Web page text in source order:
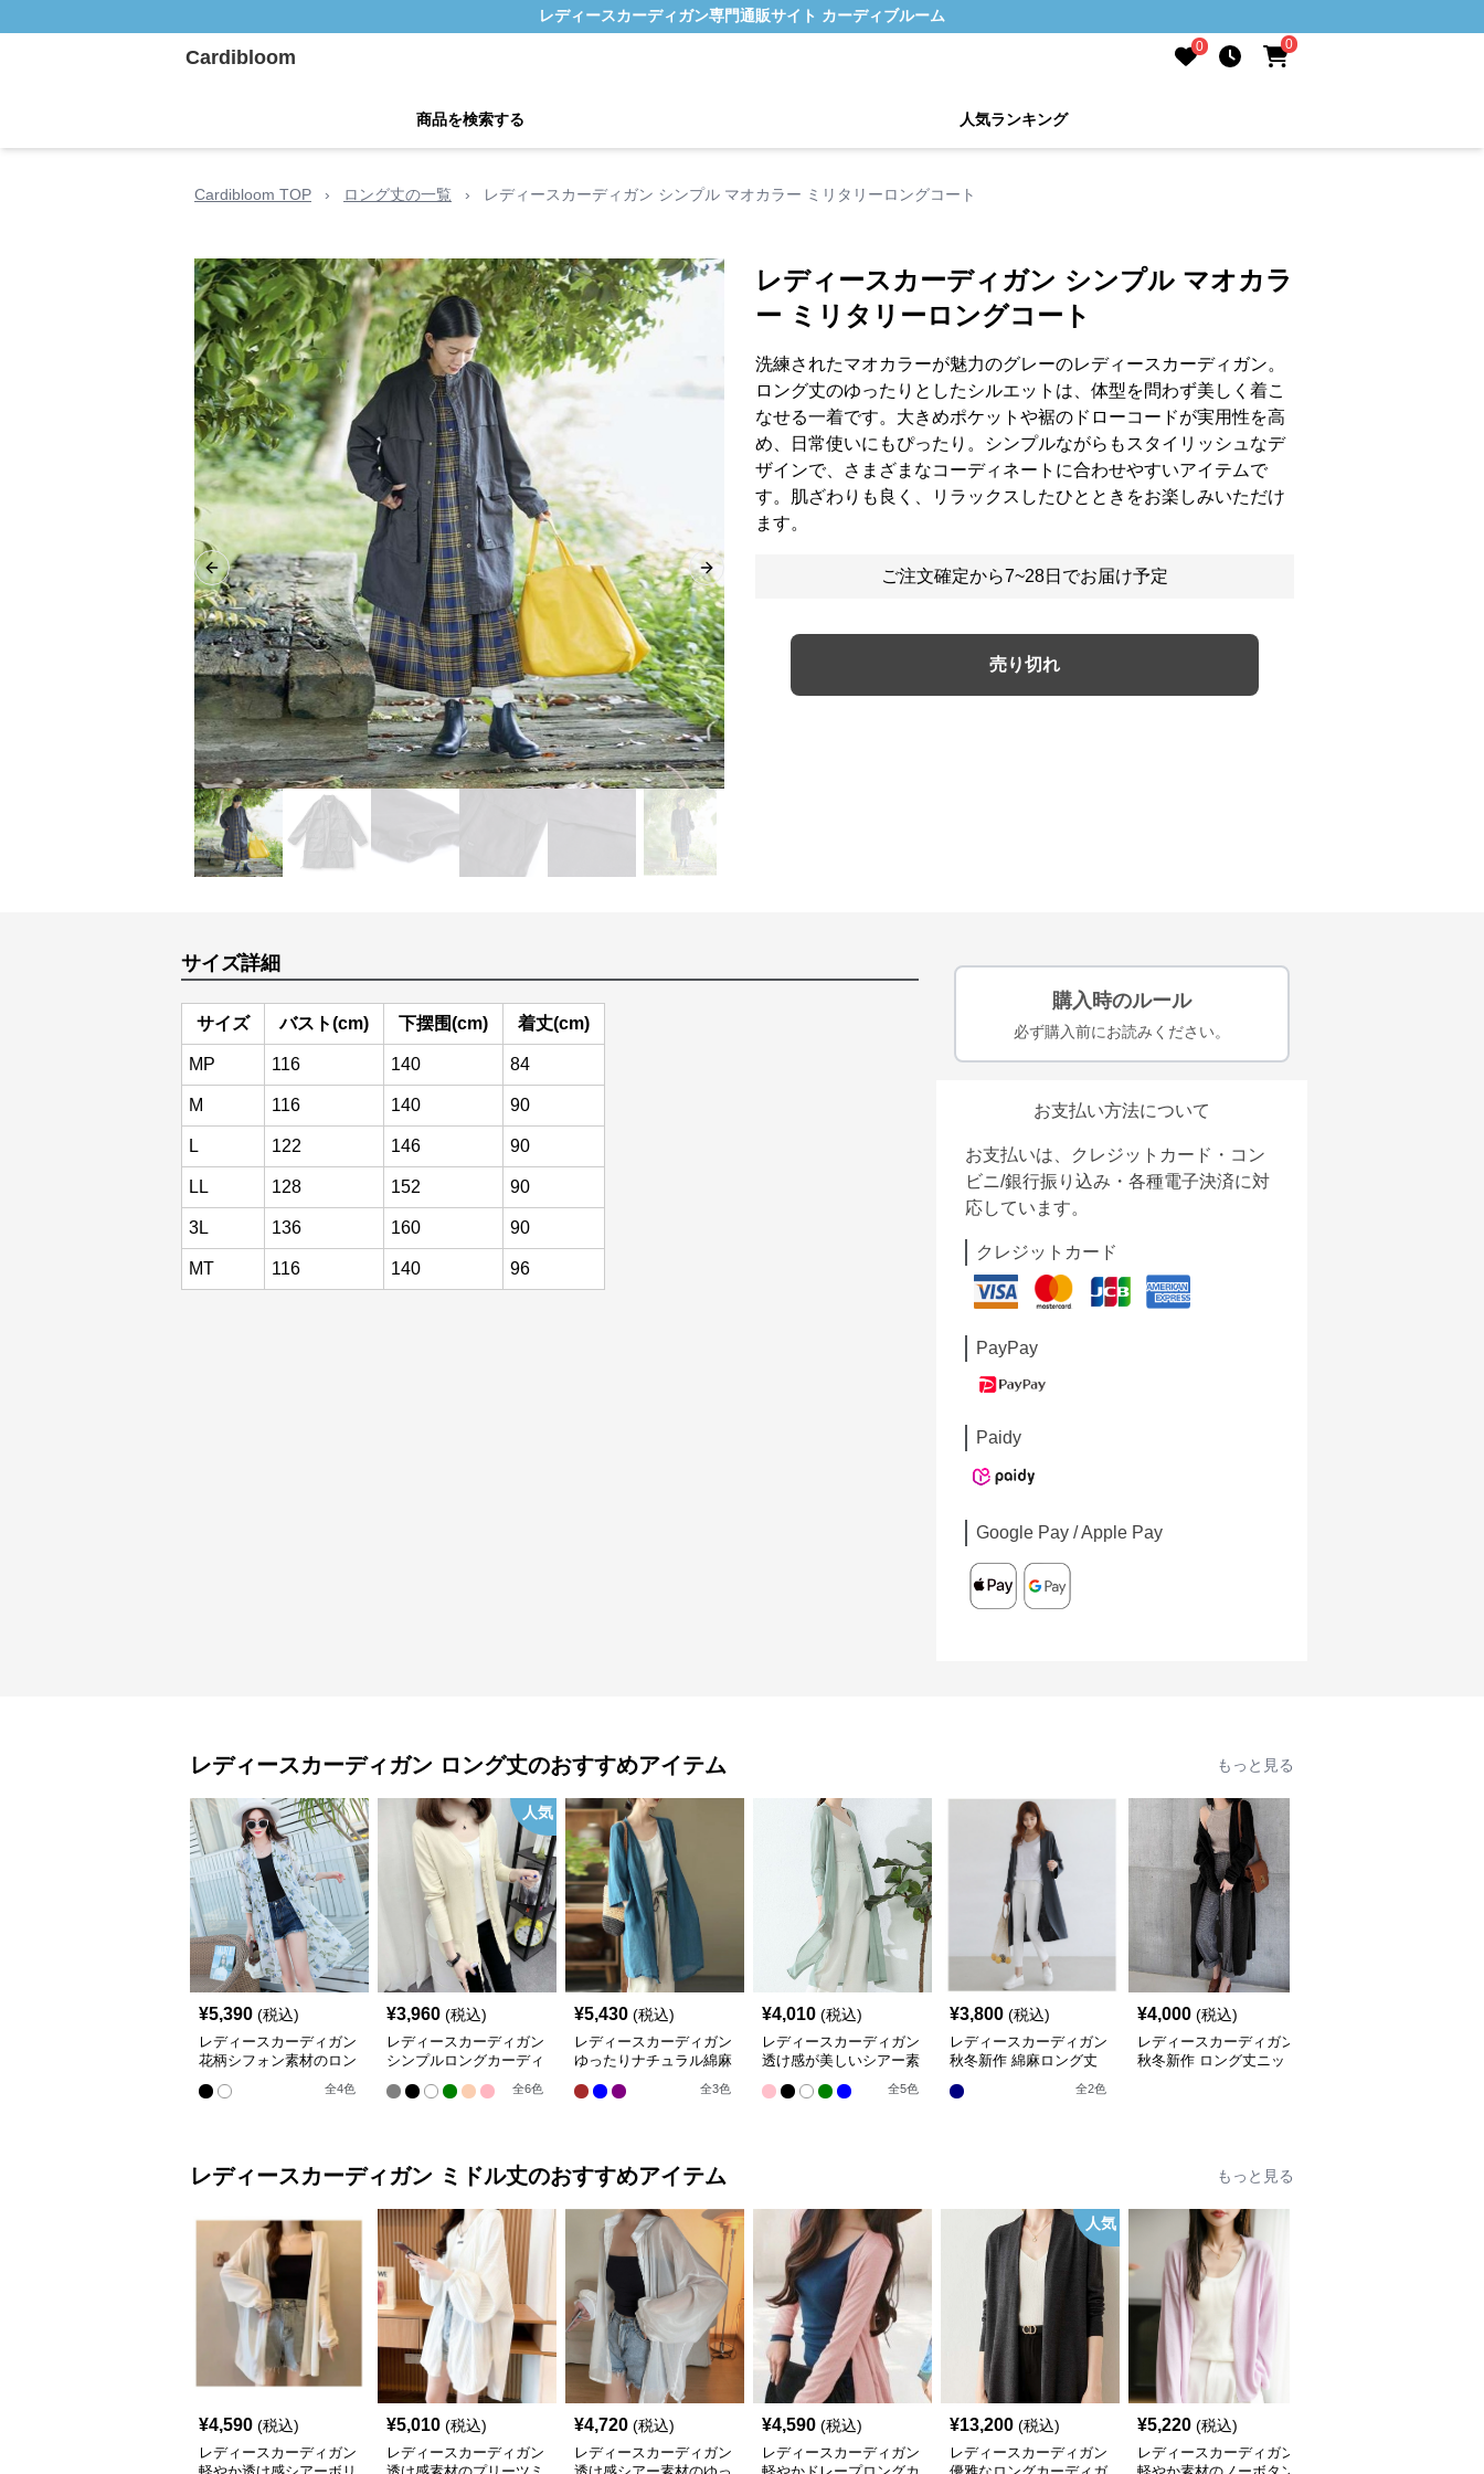
レディースカーディガン専門通販サイト カーディブルーム
Cardibloom 0 0
商品を検索する 人気ランキング
Cardibloom TOP › ロング丈の一覧 › レディースカーディガン シンプル マオカラー ミリタリーロングコート
Previous slide Next slide
レディースカーディガン シンプル マオカラ
ー ミリタリーロングコート
洗練されたマオカラーが魅力のグレーのレディースカーディガン。
ロング丈のゆったりとしたシルエットは、体型を問わず美しく着こ
なせる一着です。大きめポケットや裾のドローコードが実用性を高
め、日常使いにもぴったり。シンプルながらもスタイリッシュなデ
ザインで、さまざまなコーディネートに合わせやすいアイテムで
す。肌ざわりも良く、リラックスしたひとときをお楽しみいただけ
ます。
ご注文確定から7~28日でお届け予定
売り切れ
サイズ詳細
サイズ バスト(cm) 下摆围(cm) 着丈(cm)
MP 116 140 84
M 116 140 90
L 122 146 90
LL 128 152 90
3L 136 160 90
MT 116 140 96
購入時のルール
必ず購入前にお読みください。
お支払い方法について
お支払いは、クレジットカード・コン
ビニ/銀行振り込み・各種電子決済に対
応しています。
クレジットカード
PayPay
Paidy
Google Pay / Apple Pay
レディースカーディガン ロング丈のおすすめアイテム もっと見る
¥5,390 (税込)
レディースカーディガン
花柄シフォン素材のロン
全4色
人気
¥3,960 (税込)
レディースカーディガン
シンプルロングカーディ
全6色
¥5,430 (税込)
レディースカーディガン
ゆったりナチュラル綿麻
素材の羽織りロング丈カ
ーディガン
全3色
¥4,010 (税込)
レディースカーディガン
透け感が美しいシアー素
材のロング丈カーディガ
ン
全5色
¥3,800 (税込)
レディースカーディガン
秋冬新作 綿麻ロング丈
カーディガン 薄手羽織
り
全2色
¥4,000 (税込)
レディースカーディガン
秋冬新作 ロング丈ニッ
レディースカーディガン ミドル丈のおすすめアイテム もっと見る
¥4,590 (税込)
レディースカーディガン
¥5,010 (税込)
レディースカーディガン
¥4,720 (税込)
レディースカーディガン
¥4,590 (税込)
レディースカーディガン
人気
¥13,200 (税込)
レディースカーディガン
¥5,220 (税込)
レディースカーディガン